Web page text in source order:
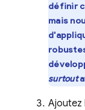
définir
mais
surtout
Ajoutez